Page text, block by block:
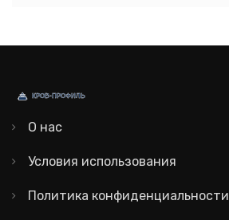
О нас
Условия использования
Политика конфиденциальности